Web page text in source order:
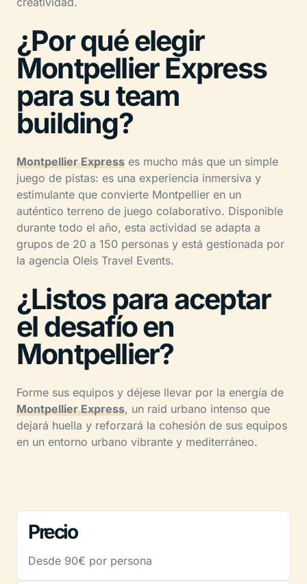
¿Por qué elegir
Montpellier Express
para su team
building?
Montpellier Express es mucho más que un simple
juego de pistas: es una experiencia inmersiva y
estimulante que convierte Montpellier en un
auténtico terreno de juego colaborativo. Disponible
durante todo el año, esta actividad se adapta a
grupos de 20 a 150 personas y está gestionada por
la agencia Oleis Travel Events.
¿Listos para aceptar
el desafío en
Montpellier?
Forme sus equipos y déjese llevar por la energía de
Montpellier Express, un raid urbano intenso que
dejará huella y reforzará la cohesión de sus equipos
en un entorno urbano vibrante y mediterráneo.
Precio
Desde 90€ por persona